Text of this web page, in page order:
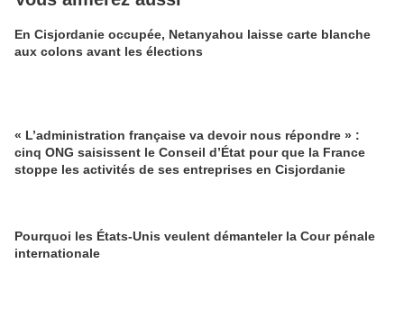
En Cisjordanie occupée, Netanyahou laisse carte blanche
aux colons avant les élections
« L’administration française va devoir nous répondre » :
cinq ONG saisissent le Conseil d’État pour que la France
stoppe les activités de ses entreprises en Cisjordanie
Pourquoi les États-Unis veulent démanteler la Cour pénale
internationale